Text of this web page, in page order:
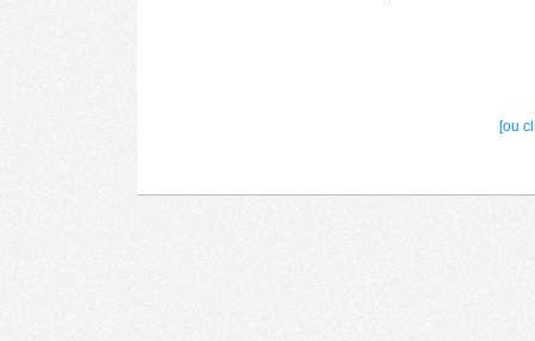
[ou